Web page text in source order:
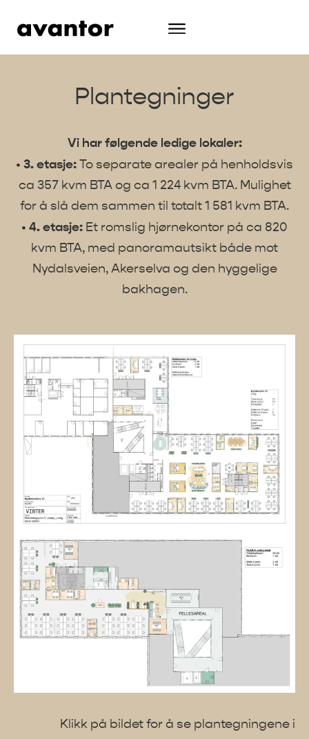
Plantegninger
Vi har følgende ledige lokaler:
• 3. etasje:To separate arealer på henholdsvis
ca 357 kvm BTA og ca 1 224 kvm BTA. Mulighet
for å slå dem sammen til totalt 1 581 kvm BTA.
• 4. etasje: Et romslig hjørnekontor på ca 820
kvm BTA, med panoramautsikt både mot
Nydalsveien, Akerselva og den hyggelige
bakhagen.
Klikk på bildet for å se plantegningene i